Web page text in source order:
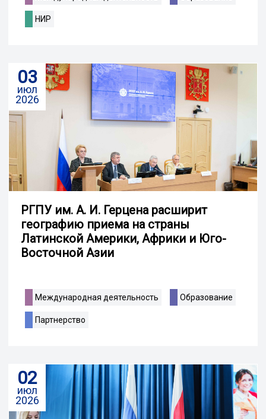
НИР
03
июл
2026
РГПУ им. А. И. Герцена расширит
географию приема на страны
Латинской Америки, Африки и Юго-
Восточной Азии
Международная деятельность Образование
Партнерство
02
июл
2026